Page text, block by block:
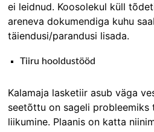
ei leidnud. Koosolekul küll
areneva dokumendiga kuhu
täiendusi/parandusi lisada.
Tiiru hooldustööd
Kalamaja lasketiir asub väga
seetõttu on sageli
liikumine. Plaanis on katta